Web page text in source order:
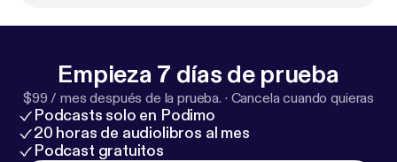
Empieza 7 días de prueba
$99 / mes después de la prueba. · Cancela cuando quieras
Podcasts solo en Podimo
20 horas de audiolibros al mes
Podcast gratuitos